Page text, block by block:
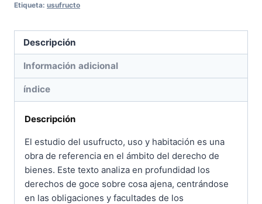
Etiqueta: usufructo
Descripción
Información adicional
índice
Descripción
El estudio del usufructo, uso y habitación es una
obra de referencia en el ámbito del derecho de
bienes. Este texto analiza en profundidad los
derechos de goce sobre cosa ajena, centrándose
en las obligaciones y facultades de los